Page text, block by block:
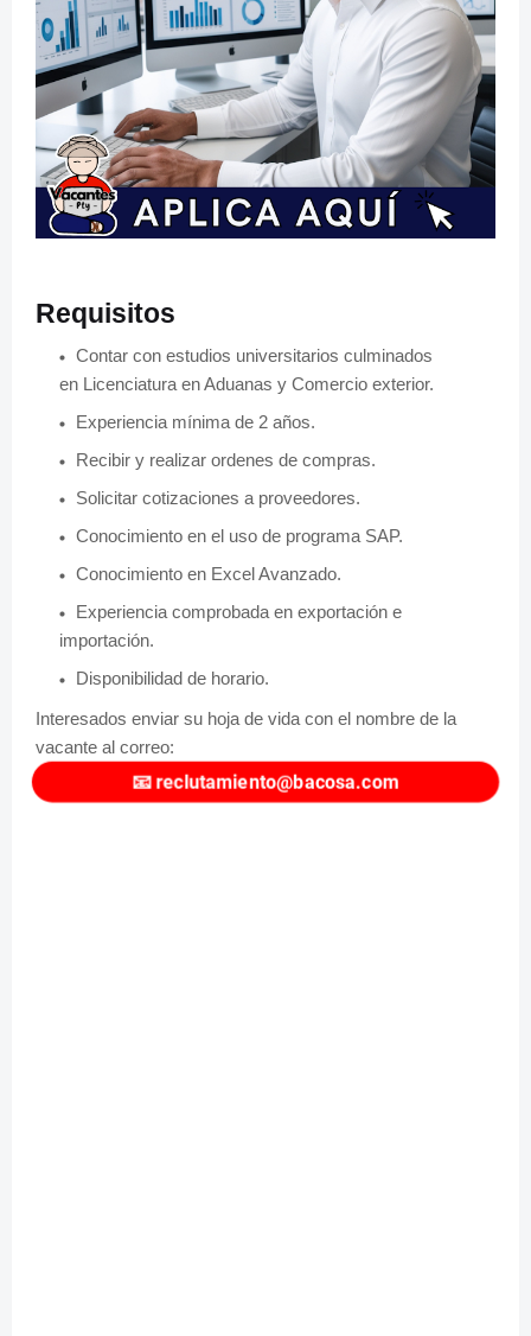
Requisitos
Contar con estudios universitarios culminados
en Licenciatura en Aduanas y Comercio exterior.
Experiencia mínima de 2 años.
Recibir y realizar ordenes de compras.
Solicitar cotizaciones a proveedores.
Conocimiento en el uso de programa SAP.
Conocimiento en Excel Avanzado.
Experiencia comprobada en exportación e
importación.
Disponibilidad de horario.
Interesados enviar su hoja de vida con el nombre de la
vacante al correo:
📧reclutamiento@bacosa.com